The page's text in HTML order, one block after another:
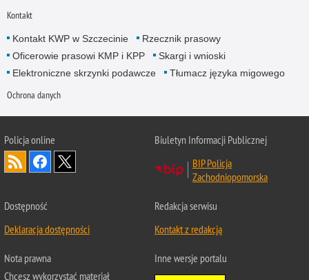
Kontakt
Kontakt KWP w Szczecinie
Rzecznik prasowy
Oficerowie prasowi KMP i KPP
Skargi i wnioski
Elektroniczne skrzynki podawcze
Tłumacz języka migowego
Ochrona danych
Policja online
Biuletyn Informacji Publicznej
BIP Policja
Zachodniopomorska
Dostępność
Deklaracja dostępności
Redakcja serwisu
Kontakt z redakcją
Nota prawna
Chcesz wykorzystać materiał
Inne wersje portalu